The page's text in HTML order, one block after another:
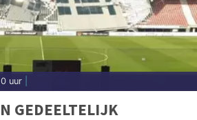
uur
GEDEELTELIJK